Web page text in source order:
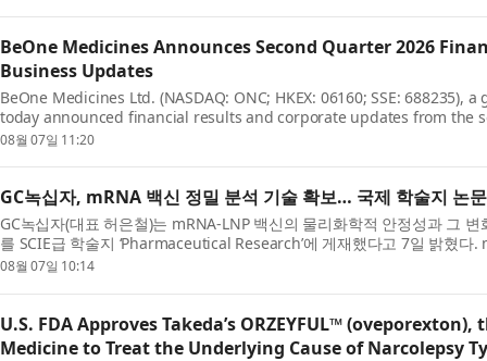
BeOne Medicines Announces Second Quarter 2026
Business Updates
BeOne Medicines Ltd. (NASDAQ: ONC; HKEX: 06160; SSE: 688235),
today announced financial results and corporate updates from the
Oyler, Co-Founder, Chairman, and CEO, BeOne, said: “These str...
08월 07일 11:20
GC녹십자, mRNA 백신 정밀 분석 기술 확보… 국제 학술지 논
GC녹십자(대표 허은철)는 mRNA-LNP 백신의 물리화학적 안정성과 그
를 SCIE급 학술지 ‘Pharmaceutical Research’에 게재했다고 7일 밝혔다
시 신속한 개발과 배포가 가능한 혁신적 모달리티(Modality)...
08월 07일 10:14
U.S. FDA Approves Takeda’s ORZEYFUL™
Medicine to Treat the Underlying Cause of Narcolepsy